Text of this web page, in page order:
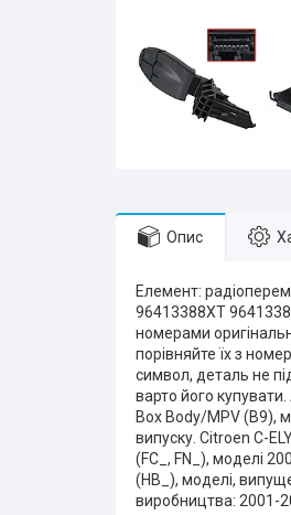
Опис
Елемент:
96413388XT
номерами
порівняйте їх з
символ, деталь не
варто його
Box Body/MPV (B9),
випуску. Citroen C-
(FC_, FN_), моделі
(HB_), моделі,
виробництва: 2001-